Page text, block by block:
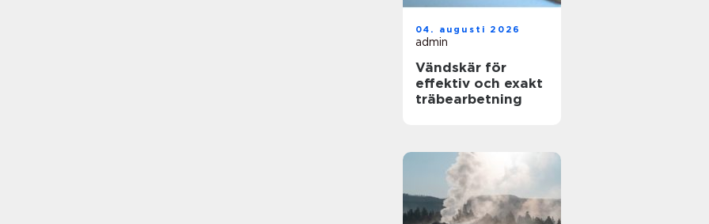
04. augusti 2026
admin
Vändskär för
effektiv och exakt
träbearbetning